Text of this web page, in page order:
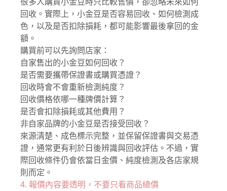
回收。實際上，小金豆是否容易回收、如何檢測成
色，以及是否扣除損耗，都可能影響最後拿回的金
額。
購買前可以先詢問店家：
自家售出的小金豆如何回收？
是否需要攜帶保證書或購買憑證？
回收時會不會重新檢測純度？
回收價格依哪一種牌價計算？
是否會扣除損耗或其他費用？
非自家品牌的小金豆是否接受回收？
來源清楚、成色標示完整，並保留保證書與交易憑
證，通常更有利於日後辨識與回收評估。不過，實
際回收條件仍會依當日金價、純度檢測及各店家規
則而定。
4. 報價內容要透明，不要只看商品總價